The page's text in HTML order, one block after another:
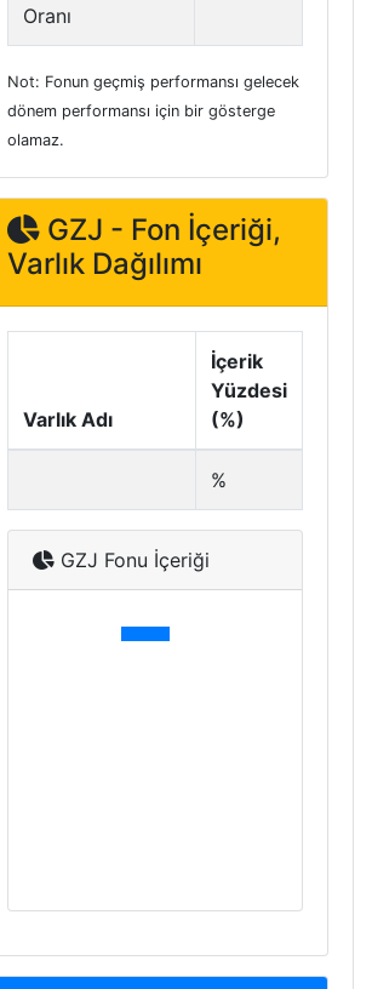
Oranı
Not: Fonun geçmiş performansı gelecek
dönem performansı için bir gösterge
olamaz.
GZJ - Fon İçeriği,
Varlık Dağılımı
Varlık Adı
İçerik
Yüzdesi
(%)
%
GZJ Fonu İçeriği